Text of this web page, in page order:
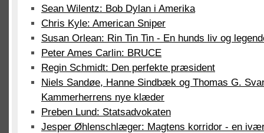
Sean Wilentz: Bob Dylan i Amerika
Chris Kyle: American Sniper
Susan Orlean: Rin Tin Tin - En hunds liv og
Peter Ames Carlin: BRUCE
Regin Schmidt: Den perfekte præsident
Niels Sandøe, Hanne Sindbæk og Thomas G.
Kammerherrens nye klæder
Preben Lund: Statsadvokaten
Jesper Øhlenschlæger: Magtens korridor - en